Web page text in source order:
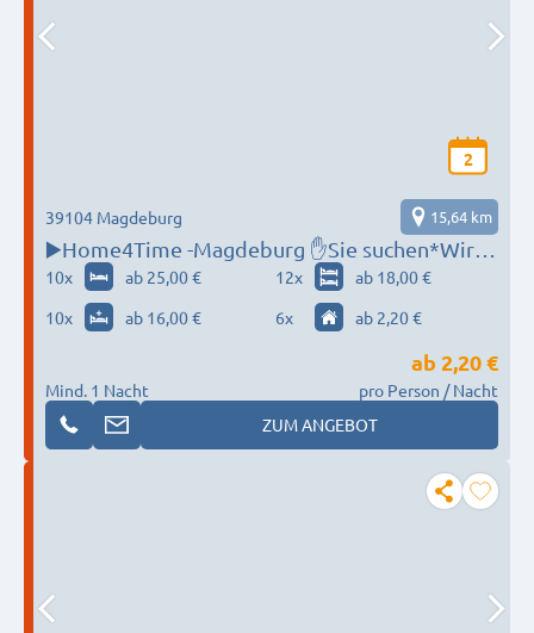
2
▶️Home4Time -Magdeburg ✋Sie suchen*Wir
finden ✋‼️
39104 Magdeburg 15,64 km
10x ab 25,00 € 12x
ab 18,00 €
10x ab 16,00 € 6x ab 2,20 €
Mind. 1 Nacht
ab 2,20 €
pro Person / Nacht
ZUM ANGEBOT